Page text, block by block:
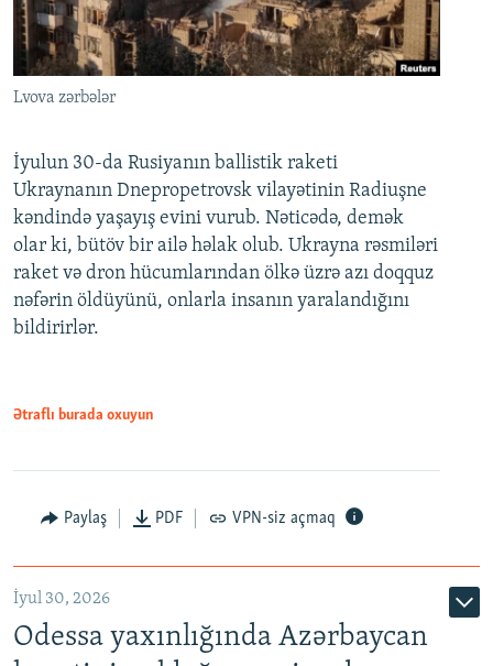
Lvova zərbələr
İyulun 30-da Rusiyanın ballistik raketi
Ukraynanın Dnepropetrovsk vilayətinin Radiuşne
kəndində yaşayış evini vurub. Nəticədə, demək
olar ki, bütöv bir ailə həlak olub. Ukrayna rəsmiləri
raket və dron hücumlarından ölkə üzrə azı doqquz
nəfərin öldüyünü, onlarla insanın yaralandığını
bildirirlər.
Ətraflı burada oxuyun
Paylaş PDF VPN-siz açmaq
İyul 30, 2026
Odessa yaxınlığında Azərbaycan